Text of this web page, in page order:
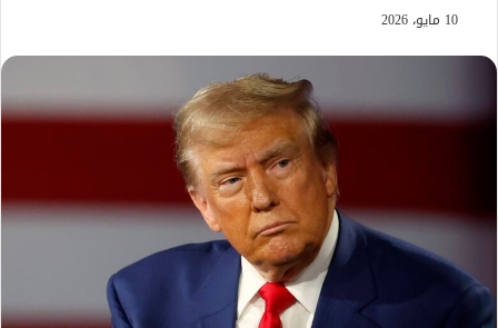
10 مايو، 2026